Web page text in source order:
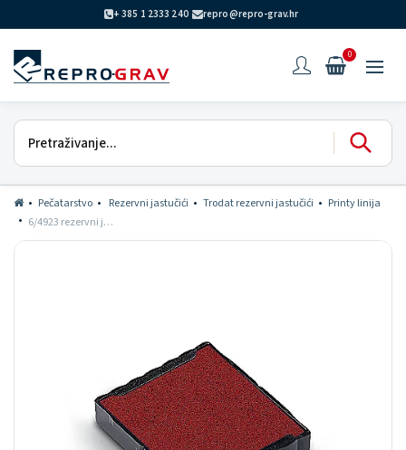
+ 385 1 2333 240 repro@repro-grav.hr
0
Pečatarstvo Rezervni jastučići Trodat rezervni jastučići
Printy linija
6/4923 rezervni jastučić